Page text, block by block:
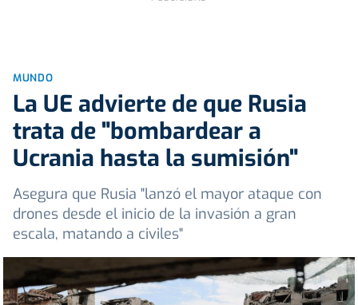
MUNDO
La UE advierte de que Rusia
trata de "bombardear a
Ucrania hasta la sumisión"
Asegura que Rusia "lanzó el mayor ataque con
drones desde el inicio de la invasión a gran
escala, matando a civiles"